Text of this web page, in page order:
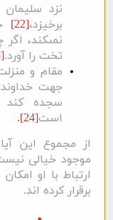
نزد
برخیزد،[22]
نمى‏کند،
تخت را آورد.[23]
مقام و
جهت
سجده کند
است[24].
از مجموع این
موجود خیالی
ارتباط با او
برقرار کرده اند.